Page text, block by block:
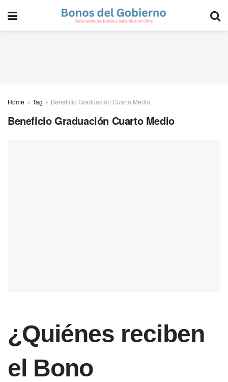
Home Tag Beneficio Graduación Cuarto Medio
Beneficio Graduación Cuarto Medio
¿Quiénes reciben
el Bono